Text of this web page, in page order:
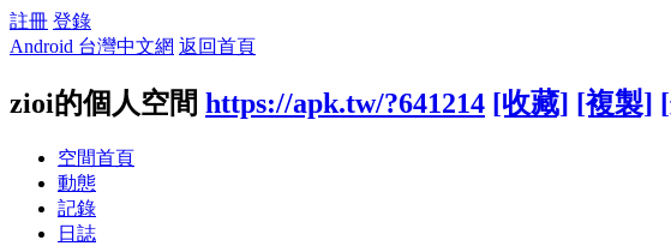
註冊 登錄
Android 台灣中文網 返回首頁
zioi的個人空間 https://apk.tw/?641214 [收藏] [複製]
空間首頁
動態
記錄
日誌